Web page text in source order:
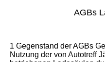
AGBs
1 Gegenstand der AGBs
Nutzung der von Autotreff